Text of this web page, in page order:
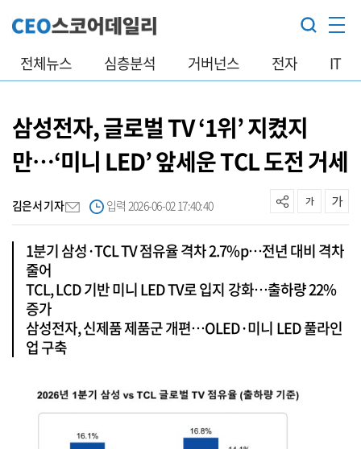
전체뉴스 심층분석 거버넌스 전자 IT
삼성전자, 글로벌 TV ‘1위’ 지켰지
만…‘미니 LED’ 앞세운 TCL 도전 거세
김은서 기자 입력 2026-06-02 17:40:40
1분기 삼성·TCL TV 점유율 격차 2.7%p…전년 대비 격차
줄어
TCL, LCD 기반 미니 LED TV로 입지 강화…출하량 22%
증가
삼성전자, 신제품 제품군 개편…OLED·미니 LED 풀라인
업 구축